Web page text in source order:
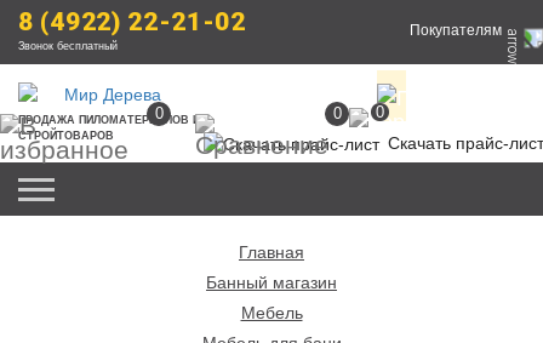
8 (4922) 22-21-02
Звонок бесплатный
Покупателям
ПРОДАЖА ПИЛОМАТЕРИАЛОВ И
СТРОЙТОВАРОВ
Скачать прайс-лист
0 0 0
Главная
Банный магазин
Мебель